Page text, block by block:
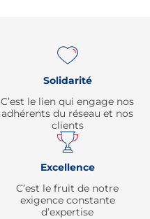
Solidarité
C’est le lien qui engage nos
adhérents du réseau et nos
clients
Excellence
C’est le fruit de notre
exigence constante
d’expertise